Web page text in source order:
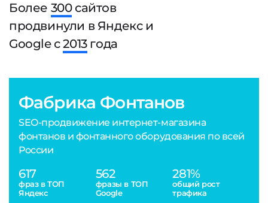
Более 300сайтов
продвинули в Яндекс и
Google с2013года
Фабрика Фонтанов
SEO-продвижение интернет-магазина
фонтанов и фонтанного оборудования по всей
России
617
фраз в ТОП
Яндекс
562
фразы в ТОП
Google
281%
общий рост
трафика